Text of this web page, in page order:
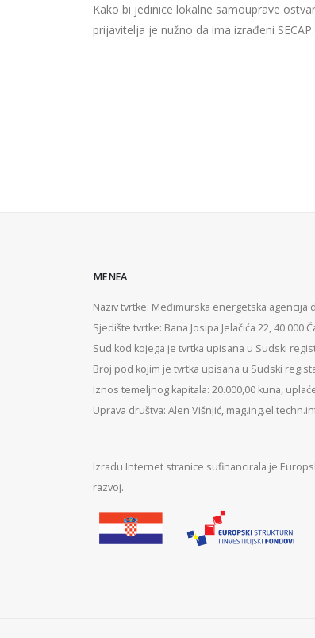
Kako bi jedinice lokalne samouprave
prijavitelja je nužno da ima izrađeni SECAP.
MENEA
Naziv tvrtke: Međimurska energetska agencija
Sjedište tvrtke: Bana Josipa Jelačića 22, 40 000
Sud kod kojega je tvrtka upisana u Sudski
Broj pod kojim je tvrtka upisana u Sudski
Iznos temeljnog kapitala: 20.000,00 kuna,
Uprava društva: Alen Višnjić,
Izradu Internet stranice sufinancirala je
razvoj.